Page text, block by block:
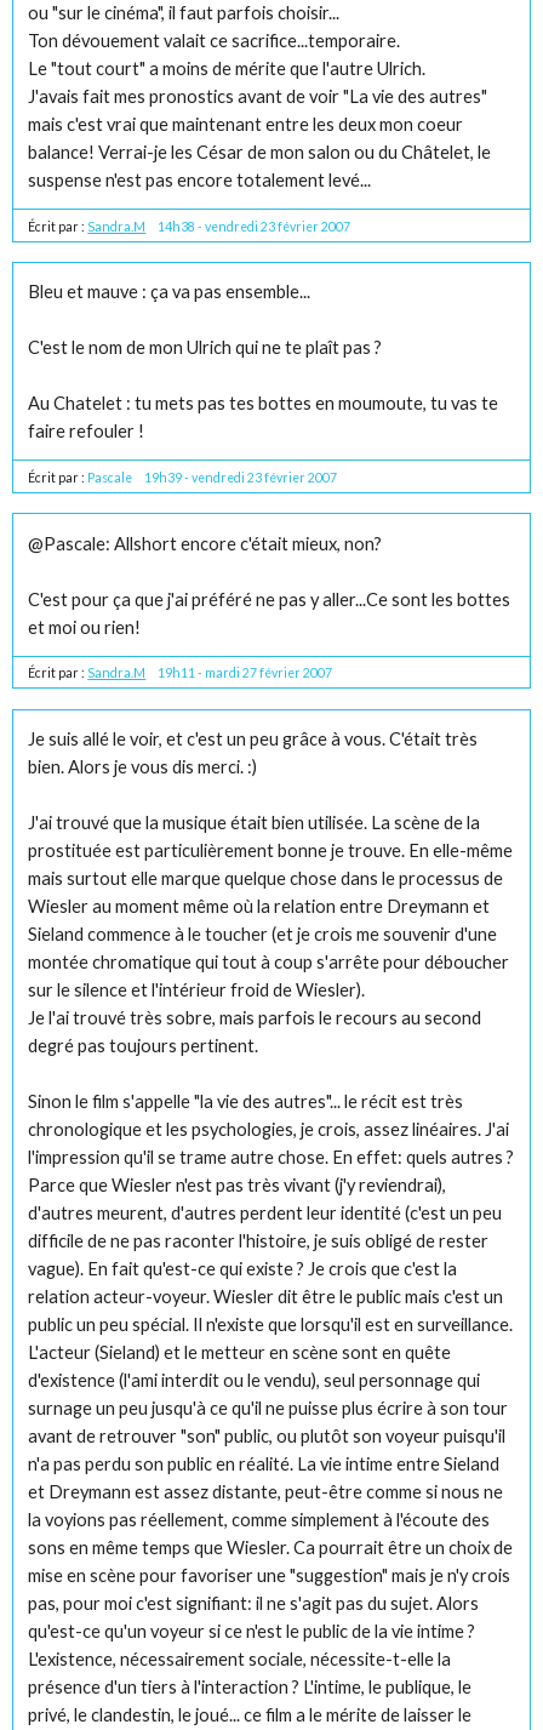
ou "sur le cinéma", il faut parfois choisir...
Ton dévouement valait ce sacrifice...temporaire.
Le "tout court" a moins de mérite que l'autre Ulrich.
J'avais fait mes pronostics avant de voir "La vie des autres"
mais c'est vrai que maintenant entre les deux mon coeur
balance! Verrai-je les César de mon salon ou du Châtelet, le
suspense n'est pas encore totalement levé...
Écrit par : Sandra.M 14h38 -vendredi 23 février 2007
Bleu et mauve : ça va pas ensemble...
C'est le nom de mon Ulrich qui ne te plaît pas ?
Au Chatelet : tu mets pas tes bottes en moumoute, tu vas te
faire refouler !
Écrit par : Pascale 19h39-vendredi 23 février 2007
@Pascale: Allshort encore c'était mieux, non?
C'est pour ça que j'ai préféré ne pas y aller...Ce sont les bottes
et moi ou rien!
Écrit par : Sandra.M 19h11 - mardi 27 février 2007
Je suis allé le voir, et c'est un peu grâce à vous. C'était très
bien. Alors je vous dis merci. :)
J'ai trouvé que la musique était bien utilisée. La scène de la
prostituée est particulièrement bonne je trouve. En elle-même
mais surtout elle marque quelque chose dans le processus de
Wiesler au moment même où la relation entre Dreymann et
Sieland commence à le toucher (et je crois me souvenir d'une
montée chromatique qui tout à coup s'arrête pour déboucher
sur le silence et l'intérieur froid de Wiesler).
Je l'ai trouvé très sobre, mais parfois le recours au second
degré pas toujours pertinent.
Sinon le film s'appelle "la vie des autres"... le récit est très
chronologique et les psychologies, je crois, assez linéaires. J'ai
l'impression qu'il se trame autre chose. En effet: quels autres ?
Parce que Wiesler n'est pas très vivant (j'y reviendrai),
d'autres meurent, d'autres perdent leur identité (c'est un peu
difficile de ne pas raconter l'histoire, je suis obligé de rester
vague). En fait qu'est-ce qui existe ? Je crois que c'est la
relation acteur-voyeur. Wiesler dit être le public mais c'est un
public un peu spécial. Il n'existe que lorsqu'il est en surveillance.
L'acteur (Sieland) et le metteur en scène sont en quête
d'existence (l'ami interdit ou le vendu), seul personnage qui
surnage un peu jusqu'à ce qu'il ne puisse plus écrire à son tour
avant de retrouver "son" public, ou plutôt son voyeur puisqu'il
n'a pas perdu son public en réalité. La vie intime entre Sieland
et Dreymann est assez distante, peut-être comme si nous ne
la voyions pas réellement, comme simplement à l'écoute des
sons en même temps que Wiesler. Ca pourrait être un choix de
mise en scène pour favoriser une "suggestion" mais je n'y crois
pas, pour moi c'est signifiant: il ne s'agit pas du sujet. Alors
qu'est-ce qu'un voyeur si ce n'est le public de la vie intime ?
L'existence, nécessairement sociale, nécessite-t-elle la
présence d'un tiers à l'interaction ? L'intime, le publique, le
privé, le clandestin, le joué... ce film a le mérite de laisser le